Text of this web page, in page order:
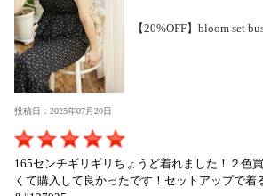
【20%OFF】bloom set
投稿日：2025年07月20日
165センチギリギリちょうど着れました！２色
くて購入して良かったです！セットアップで着